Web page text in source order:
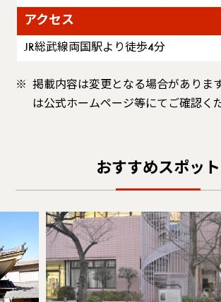
アクセス
JR総武線両国駅より徒歩4分
掲載内容は変更となる場合がありま
は公式ホームページ等にてご確認く
おすすめスポット